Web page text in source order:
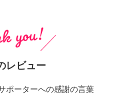
レビュー
ポーターへの感謝の言葉